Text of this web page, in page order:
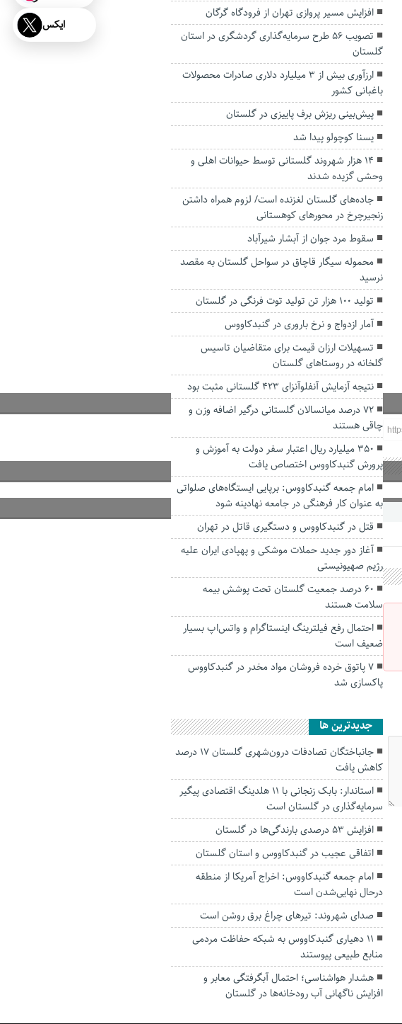
افزایش مسیر پروازی تهران از فرودگاه گرگان
تصویب ۵۶ طرح سرمایه‌گذاری گردشگری در استان
گلستان
ارزآوری بیش از ۳ میلیارد دلاری صادرات محصولات
باغبانی کشور
پیش‌بینی ریزش برف پاییزی در گلستان
یسنا کوچولو پیدا شد
۱۴ هزار شهروند گلستانی توسط حیوانات اهلی و
وحشی گزیده شدند
جاده‌های گلستان لغزنده است/ لزوم همراه داشتن
زنجیرچرخ در محور‌های کوهستانی
سقوط مرد جوان از آبشار شیرآباد
محموله سیگار قاچاق در سواحل گلستان به مقصد
نرسید
تولید ۱۰۰ هزار تن تولید توت فرنگی در گلستان
آمار ازدواج و نرخ باروری در گنبدکاووس
تسهیلات ارزان قیمت برای متقاضیان تاسیس
گلخانه در روستا‌های گلستان
نتیجه آزمایش آنفلوآنزای ۴۲۳ گلستانی مثبت بود
۷۲ درصد میانسالان گلستانی درگیر اضافه وزن و
چاقی هستند
۳۵۰ میلیارد ریال اعتبار سفر دولت به آموزش و
پرورش گنبدکاووس اختصاص یافت
امام جمعه گنبدکاووس: برپایی ایستگاه‌های صلواتی
به عنوان کار فرهنگی در جامعه نهادینه شود
قتل در گنبدکاووس و دستگیری قاتل در تهران
آغاز دور جدید حملات موشکی و پهپادی ایران علیه
رژیم صهیونیستی
۶۰ درصد جمعیت گلستان تحت پوشش بیمه
سلامت هستند
احتمال رفع فیلترینگ اینستاگرام و واتس‌اپ بسیار
ضعیف است
۷ پاتوق خرده فروشان مواد مخدر در گنبدکاووس
پاکسازی شد
جديدترين ها
جانباختگان تصادفات درون‌شهری گلستان ۱۷ درصد
کاهش یافت
استاندار: بابک زنجانی با ۱۱ هلدینگ اقتصادی پیگیر
سرمایه‌گذاری در گلستان است
افزایش ۵۳ درصدی بارندگی‌ها در گلستان
اتفاقی عجیب در‌ گنبدکاووس و استان گلستان
امام جمعه گنبدکاووس: اخراج آمریکا از منطقه
درحال نهایی‌شدن است
صدای شهروند: تیرهای چراغ برق روشن است
۱۱ دهیاری گنبدکاووس به شبکه حفاظت مردمی
منابع طبیعی پیوستند
هشدار هواشناسی؛ احتمال آبگرفتگی معابر و
افزایش ناگهانی آب رودخانه‌ها در گلستان
ایکس